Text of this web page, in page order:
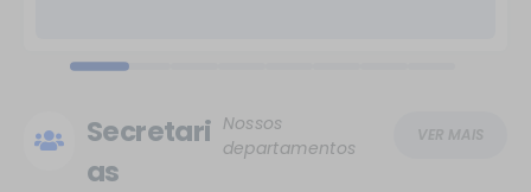
Secretari
as
Nossos
departamentos
VER MAIS